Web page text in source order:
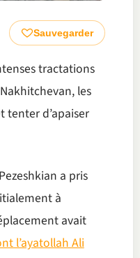
Sauvegarder
tractations
les
tenter d’apaiser
a pris
à
avait
l’ayatollah Ali